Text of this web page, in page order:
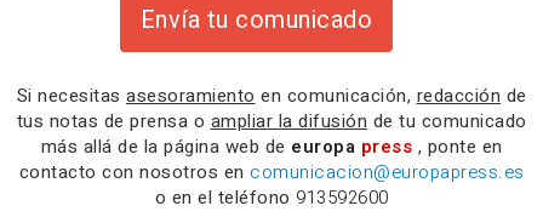
Envía tu comunicado
Si necesitas asesoramiento en comunicación, redacción de
tus notas de prensa o ampliar la difusión de tu comunicado
más allá de la página web de europa press , ponte en
contacto con nosotros en comunicacion@europapress.es
o en el teléfono 913592600